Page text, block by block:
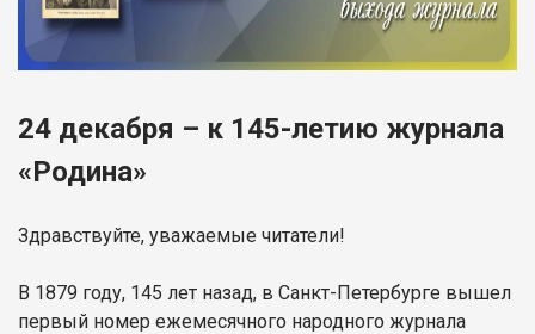
24 декабря – к 145-летию журнала
«Родина»
Здравствуйте, уважаемые читатели!
В 1879 году, 145 лет назад, в Санкт-Петербурге вышел
первый номер ежемесячного народного журнала